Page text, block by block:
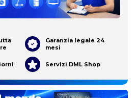
Garanzia legale 24
mesi
Servizi DML Shop